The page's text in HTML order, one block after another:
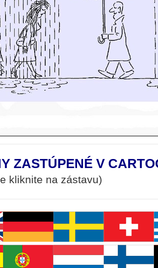
ZASTÚPENÉ V
kliknite na zástavu)